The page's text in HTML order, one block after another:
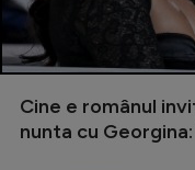
Cine e românul
nunta cu